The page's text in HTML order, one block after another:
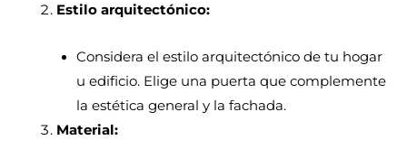
Estilo arquitectónico:
Considera el estilo arquitectónico de tu hogar
u edificio. Elige una puerta que complemente
la estética general y la fachada.
Material: